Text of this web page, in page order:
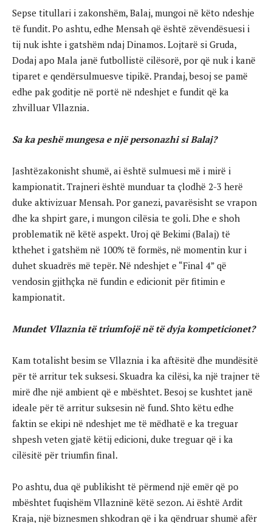
Sepse titullari i zakonshëm, Balaj, mungoi në këto ndeshje
të fundit. Po ashtu, edhe Mensah që është zëvendësuesi i
tij nuk ishte i gatshëm ndaj Dinamos. Lojtarë si Gruda,
Dodaj apo Mala janë futbollistë cilësorë, por që nuk i kanë
tiparet e qendërsulmuesve tipikë. Prandaj, besoj se pamë
edhe pak goditje në portë në ndeshjet e fundit që ka
zhvilluar Vllaznia.
Sa ka peshë mungesa e një personazhi si Balaj?
Jashtëzakonisht shumë, ai është sulmuesi më i mirë i
kampionatit. Trajneri është munduar ta çlodhë 2-3 herë
duke aktivizuar Mensah. Por ganezi, pavarësisht se vrapon
dhe ka shpirt gare, i mungon cilësia te goli. Dhe e shoh
problematik në këtë aspekt. Uroj që Bekimi (Balaj) të
kthehet i gatshëm në 100% të formës, në momentin kur i
duhet skuadrës më tepër. Në ndeshjet e “Final 4” që
vendosin gjithçka në fundin e edicionit për fitimin e
kampionatit.
Mundet Vllaznia të triumfojë në të dyja kompeticionet?
Kam totalisht besim se Vllaznia i ka aftësitë dhe mundësitë
për të arritur tek suksesi. Skuadra ka cilësi, ka një trajner të
mirë dhe një ambient që e mbështet. Besoj se kushtet janë
ideale për të arritur suksesin në fund. Shto këtu edhe
faktin se ekipi në ndeshjet me të mëdhatë e ka treguar
shpesh veten gjatë këtij edicioni, duke treguar që i ka
cilësitë për triumfin final.
Po ashtu, dua që publikisht të përmend një emër që po
mbështet fuqishëm Vllazninë këtë sezon. Ai është Ardit
Kraja, një biznesmen shkodran që i ka qëndruar shumë afër